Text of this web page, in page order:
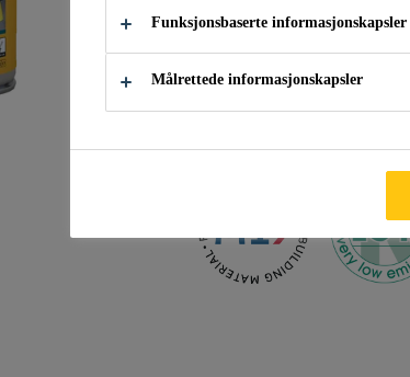
Svært lavt innhold av
Kombiventil for pistol-
Lavt herdetrykk
Funksjonsbaserte informasjonskapsler
Målrettede informasjonskapsler